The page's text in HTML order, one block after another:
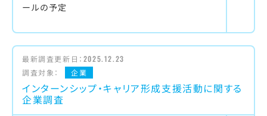
ールの予定
最新調査更新日： 2025.12.23
調査対象：
企業
インターンシップ・キャリア形成支援活動に関する
企業調査